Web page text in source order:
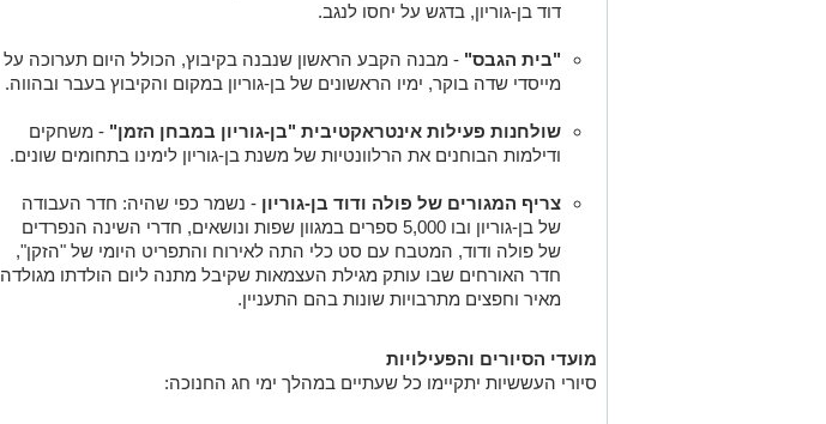
דוד בן-גוריון, בדגש על יחסו לנגב.
"בית הגבס" - מבנה הקבע הראשון שנבנה בקיבוץ, הכולל היום תערוכה על
מייסדי שדה בוקר, ימיו הראשונים של בן-גוריון במקום והקיבוץ בעבר ובהווה.
שולחנות פעילות אינטראקטיבית "בן-גוריון במבחן הזמן" - משחקים
ודילמות הבוחנים את הרלוונטיות של משנת בן-גוריון לימינו בתחומים שונים.
צריף המגורים של פולה ודוד בן-גוריון - נשמר כפי שהיה: חדר העבודה
של בן-גוריון ובו 5,000 ספרים במגוון שפות ונושאים, חדרי השינה הנפרדים
של פולה ודוד, המטבח עם סט כלי התה לאירוח והתפריט היומי של "הזקן",
חדר האורחים שבו עותק מגילת העצמאות שקיבל מתנה ליום הולדתו מגולדה
מאיר וחפצים מתרבויות שונות בהם התעניין.
מועדי הסיורים והפעילויות
סיורי העששיות יתקיימו כל שעתיים במהלך ימי חג החנוכה: